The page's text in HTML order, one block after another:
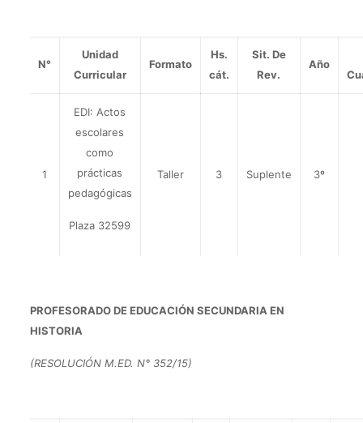
N°
Unidad
Curricular
Formato
Hs.
cát.
Sit. De
Rev.
Año
1
EDI: Actos
escolares
como
prácticas
pedagógicas
Plaza 32599
Taller 3 Suplente 3º
PROFESORADO DE EDUCACIÓN SECUNDARIA EN
HISTORIA
(RESOLUCIÓN M.ED. N° 352/15)